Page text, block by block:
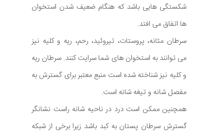
شکستگی هایی باشد که هنگام ضعیف شدن استخوان
ها اتفاق می افتد.
سرطان مثانه، پروستات، تیروئید، رحم، ریه و کلیه نیز
می توانند به استخوان های شما سرایت کنند. سرطان ریه
و کلیه نیز شناخته شده است منبع معتبر برای گسترش به
مفصل شانه و تیغه شانه است.
همچنین ممکن است درد در ناحیه شانه راست نشانگر
گسترش سرطان پستان به کبد باشد زیرا برخی از شبکه